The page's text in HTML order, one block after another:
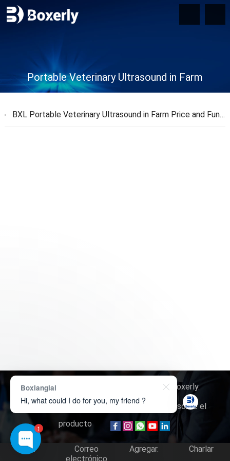
Portable Veterinary Ultrasound in Farm
BXL Portable Veterinary Ultrasound in Farm Price and Function
Derechos de autor © 2026 Tecnología Boxerly.
Sobre nosotros
Contáctenos
Consulta sobre el
producto
Tel.
Correo
electrónico
Agregar. Charlar
1
Boxianglai
Hi, what could I do for you, my friend ?